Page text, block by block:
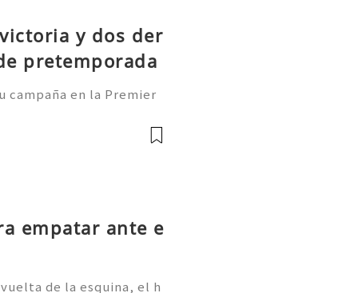
y dos der
pretemporada
campaña en la Premier
Camisetas de fútbol
empatar ante e
de la esquina, el h